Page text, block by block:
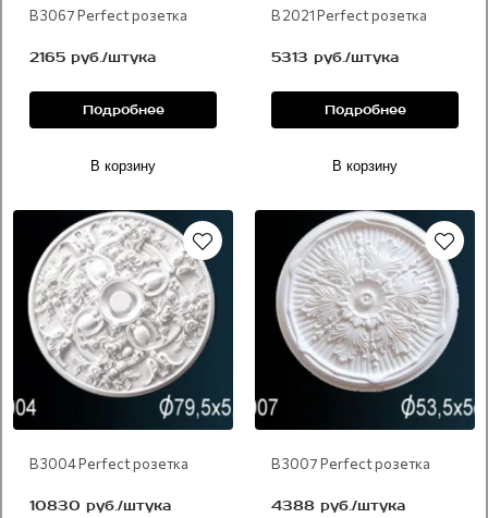
В 3067 Perfect розетка
2165 руб./штука
Подробнее
В корзину
В 2021 Perfect розетка
5313 руб./штука
Подробнее
В корзину
В 3004 Perfect розетка
10830 руб./штука
В 3007 Perfect розетка
4388 руб./штука